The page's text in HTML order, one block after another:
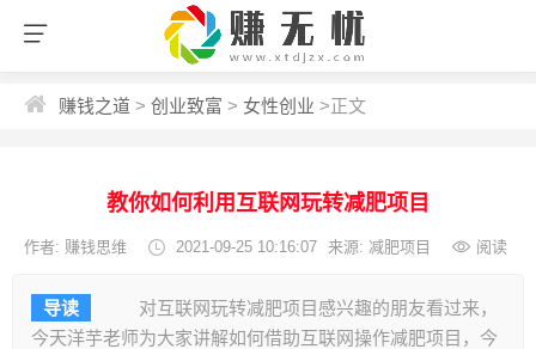
赚钱之道 > 创业致富 > 女性创业 >正文
教你如何利用互联网玩转减肥项目
作者: 赚钱思维 2021-09-25 10:16:07 来源: 减肥项目 阅读
导读
对互联网玩转减肥项目感兴趣的朋友看过来，
今天洋芋老师为大家讲解如何借助互联网操作减肥项目，今